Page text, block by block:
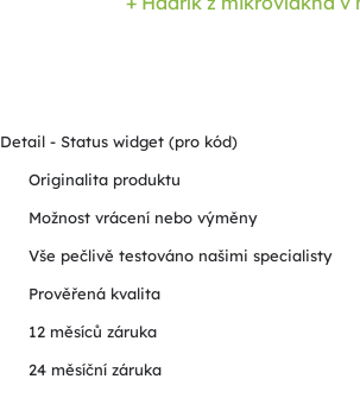
Detail - Status widget (pro kód)
Originalita produktu
Možnost vrácení nebo výměny
Vše pečlivě testováno našimi specialisty
Prověřená kvalita
12 měsíců záruka
24 měsíční záruka